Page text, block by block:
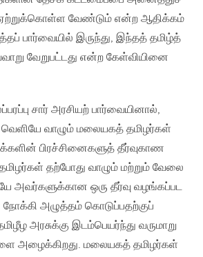
ஏற்றுக்கொள்ள வேண்டும் என்ற ஆதிக்கம்
பார்வையில் இருந்து, இந்தத் தமிழ்த்
வேறுபட்டது என்ற கேள்வியினை
சார் அரசியற் பார்வையினால்,
வெளியே வாழும் மலையகத் தமிழர்கள்
பிரச்சினைகளுத் தீர்வுகாண
தற்போது வாழும் மற்றும் வேலை
அவர்களுக்கான ஒரு தீர்வு வழங்கப்பட
அழுத்தம் கொடுப்பதற்குப்
அரசுக்கு இடம்பெயர்ந்து வருமாறு
அழைக்கிறது. மலையகத் தமிழர்கள்